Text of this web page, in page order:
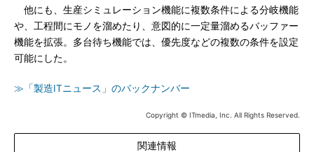
他にも、生産シミュレーション機能に複数条件による分岐機能
や、工程間にモノを溜めたり、意図的に一定量溜めるバッファー
機能を拡張。多台待ち機能では、優先度などの複数の条件を設定
可能にした。
≫「製造ITニュース」のバックナンバー
Copyright © ITmedia, Inc. All Rights Reserved.
関連情報